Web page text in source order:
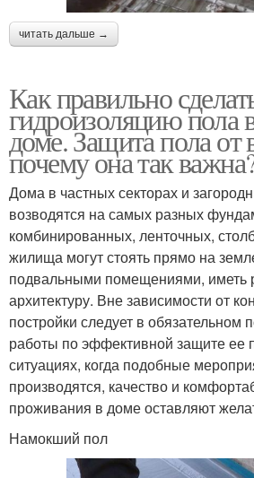
читать дальше →
Как правильно
гидроизоляцию пола
доме. Защита пола от
почему она так
Дома в частных секторах и
возводятся на самых разных
комбинированных, ленточных,
жилища могут стоять прямо на
подвальными помещениями, иметь
архитектуру. Вне зависимости от
постройки следует в обязательном
работы по эффективной защите ее
ситуациях, когда подобные
производятся, качество и
проживания в доме оставляют
Намокший пол